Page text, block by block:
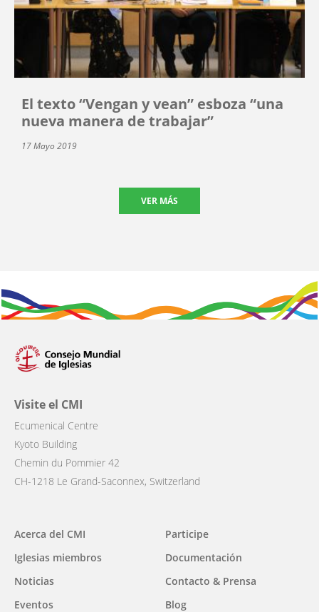
El texto “Vengan y vean” esboza “una
nueva manera de trabajar”
17 Mayo 2019
VER MÁS
Visite el CMI
Ecumenical Centre
Kyoto Building
Chemin du Pommier 42
CH-1218 Le Grand-Saconnex, Switzerland
Main
navigation
Acerca del CMI
Iglesias miembros
Noticias
Eventos
Participe
Documentación
Contacto & Prensa
Blog